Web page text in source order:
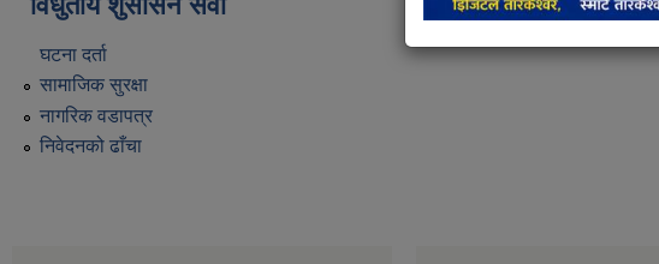
घटना दर्ता
सामाजिक सुरक्षा
नागरिक वडापत्र
निवेदनको ढाँचा